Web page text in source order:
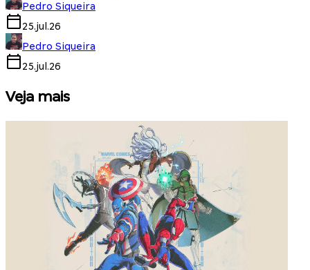
Pedro Siqueira
25.jul.26
Pedro Siqueira
25.jul.26
Veja mais